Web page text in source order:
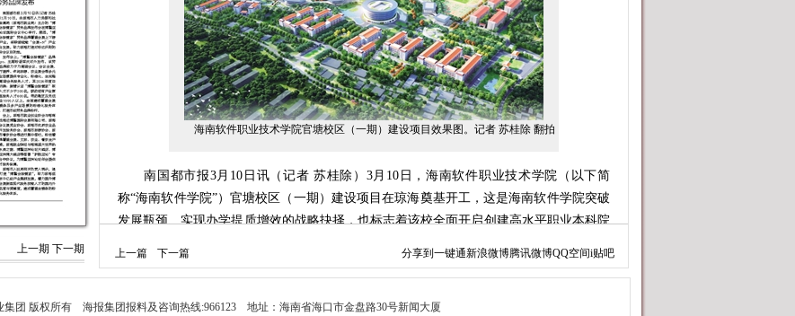
上一期 下一期
海南软件职业技术学院官塘校区（一期）建设项目效果图。记者 苏桂除 翻拍
南国都市报3月10日讯（记者 苏桂除）3月10日，海南软件职业技术学院（以下简
称“海南软件学院”）官塘校区（一期）建设项目在琼海奠基开工，这是海南软件学院突破
发展瓶颈、实现办学提质增效的战略抉择，也标志着该校全面开启创建高水平职业本科院
海南软件学院官塘校区项目位于琼海市官塘片区，是海南省“十五五”规划重大项目和
2026年省重点项目。整个校区定位为海南东部高科技创新示范区，将服务国家战略和海南
上一篇 下一篇 分享到 一键通新浪微博腾讯微博QQ空间i贴吧